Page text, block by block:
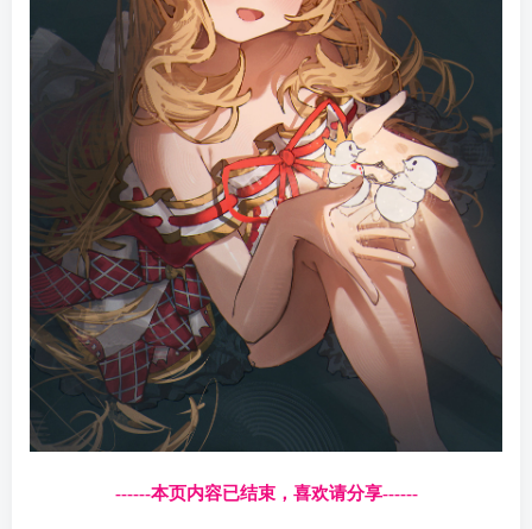
------本页内容已结束，喜欢请分享------